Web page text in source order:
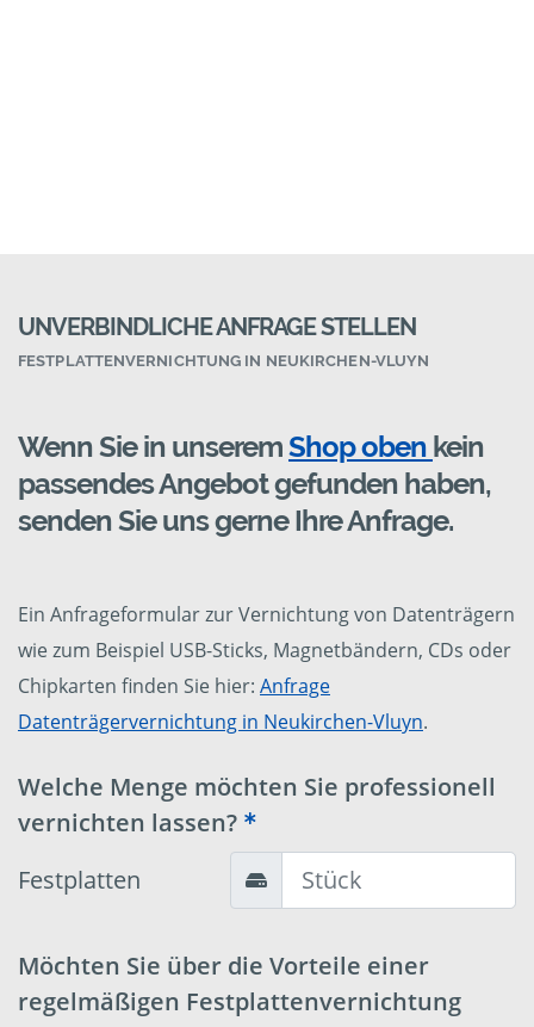
UNVERBINDLICHE ANFRAGE STELLEN
FESTPLATTENVERNICHTUNG IN NEUKIRCHEN-VLUYN
Wenn Sie in unseremShop oben kein
passendes Angebot gefunden haben,
senden Sie uns gerne Ihre Anfrage.
Ein Anfrageformular zur Vernichtung von Datenträgern
wie zum Beispiel USB-Sticks, Magnetbändern, CDs oder
Chipkarten finden Sie hier: Anfrage
Datenträgervernichtung in Neukirchen-Vluyn.
Welche Menge möchten Sie professionell
vernichten lassen?
Festplatten
Möchten Sie über die Vorteile einer
regelmäßigen Festplattenvernichtung